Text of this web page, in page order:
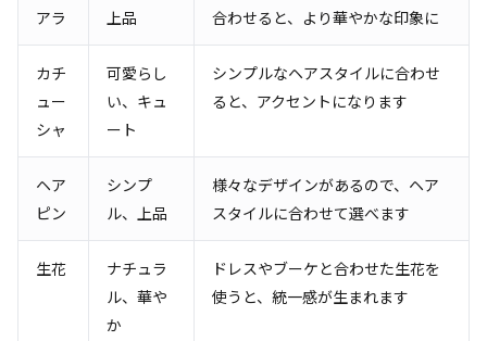
アラ
上品
合わせると、より華やかな印象に
カチ
ュー
シャ
可愛らし
い、キュ
ート
シンプルなヘアスタイルに合わせ
ると、アクセントになります
ヘア
ピン
シンプ
ル、上品
様々なデザインがあるので、ヘア
スタイルに合わせて選べます
生花
ナチュラ
ル、華や
か
ドレスやブーケと合わせた生花を
使うと、統一感が生まれます